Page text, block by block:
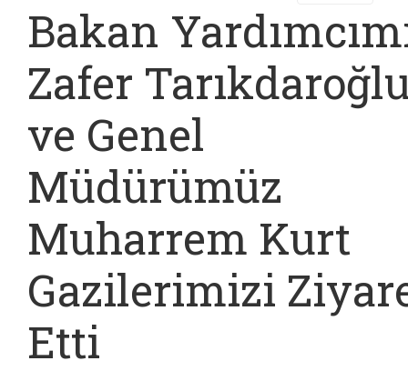
Bakan
Zafer
ve Genel
Müdürümüz
Muharrem Kurt
Gazilerimizi
Etti